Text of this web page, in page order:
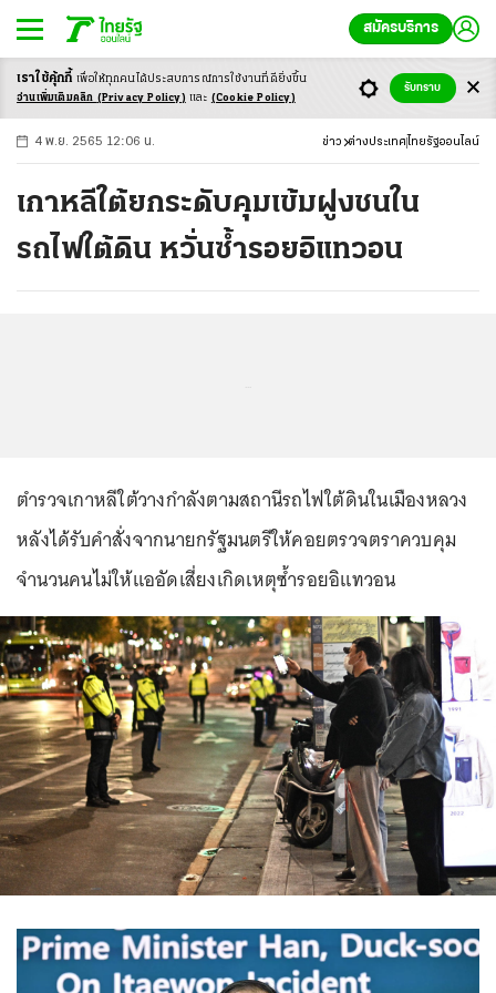
สมัครบริการ
-ก ก ก+
4 พ.ย. 2565 12:06 น. ข่าว ต่างประเทศ ไทยรัฐออนไลน์
เกาหลีใต้ยกระดับคุมเข้มฝูงชนใน
รถไฟใต้ดิน หวั่นซ้ำรอยอิแทวอน
ตำรวจเกาหลีใต้วางกำลังตามสถานีรถไฟใต้ดินในเมืองหลวง
หลังได้รับคำสั่งจากนายกรัฐมนตรีให้คอยตรวจตราควบคุม
จำนวนคนไม่ให้แออัดเสี่ยงเกิดเหตุซ้ำรอยอิแทวอน
เราใช้คุ้กกี้ เพื่อให้ทุกคนได้ประสบการณ์การใช้งานที่ดียิ่งขึ้น
อ่านเพิ่มเติมคลิก (Privacy Policy) และ (Cookie Policy)
รับทราบ